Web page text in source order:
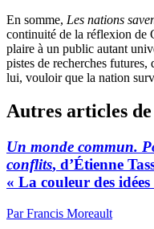
En somme, Les nations
continuité de la réflexion de
plaire à un public autant
pistes de recherches
lui, vouloir que la nation
Autres articles
Un monde commun.
conflits, d’Étienne
« La couleur des
Par Francis Moreault